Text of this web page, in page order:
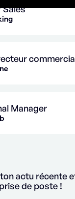
Sales
Manager
actu récente
de poste !